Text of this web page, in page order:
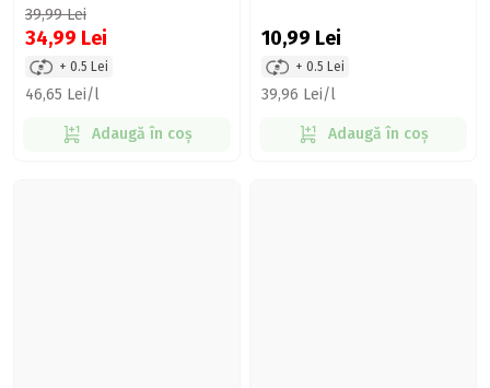
alc. 750ml
39,99Lei
34,99 Lei
+ 0.5 Lei
46,65 Lei/l
Adaugă în coș
10,99 Lei
+ 0.5 Lei
39,96 Lei/l
Adaugă în coș